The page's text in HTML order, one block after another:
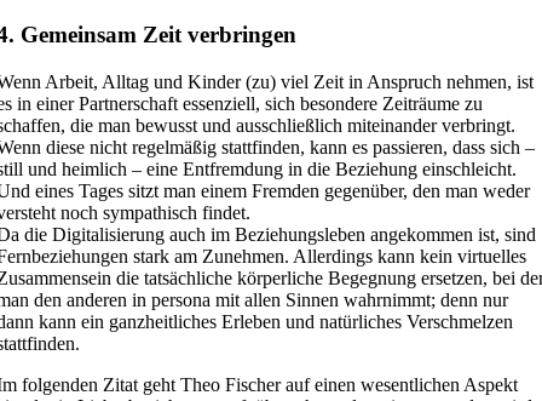
Gemeinsam Zeit verbringen
Arbeit, Alltag und Kinder (zu) viel Zeit in Anspruch nehmen, ist
in einer Partnerschaft essenziell, sich besondere Zeiträume zu
die man bewusst und ausschließlich miteinander verbringt.
diese nicht regelmäßig stattfinden, kann es passieren, dass sich –
und heimlich – eine Entfremdung in die Beziehung einschleicht.
eines Tages sitzt man einem Fremden gegenüber, den man weder
noch sympathisch findet.
die Digitalisierung auch im Beziehungsleben angekommen ist, sind
stark am Zunehmen. Allerdings kann kein virtuelles
die tatsächliche körperliche Begegnung ersetzen, bei
den anderen in persona mit allen Sinnen wahrnimmt; denn nur
kann ein ganzheitliches Erleben und natürliches Verschmelzen
folgenden Zitat geht Theo Fischer auf einen wesentlichen Aspekt